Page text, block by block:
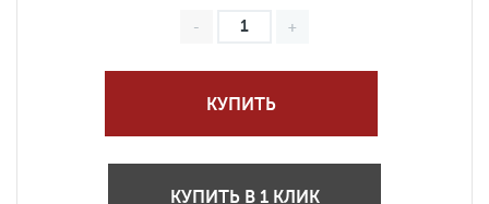
КУПИТЬ
КУПИТЬ В 1 КЛИК